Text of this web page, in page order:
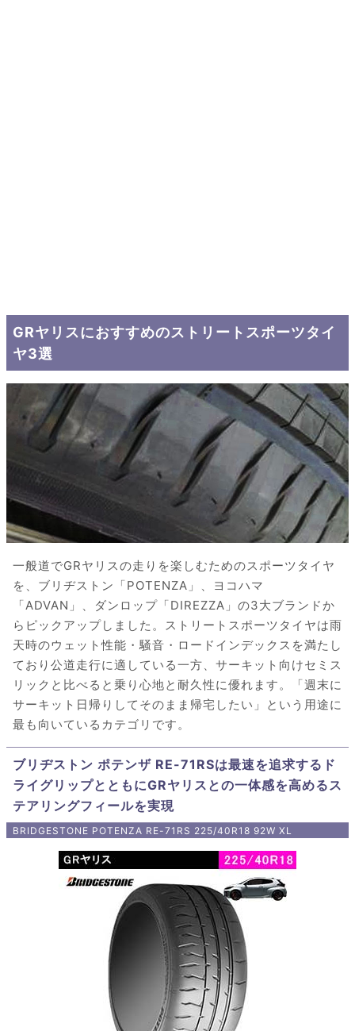
GRヤリスにおすすめのストリートスポーツタイ
ヤ3選
一般道でGRヤリスの走りを楽しむためのスポーツタイヤ
を、ブリヂストン「POTENZA」、ヨコハマ
「ADVAN」、ダンロップ「DIREZZA」の3大ブランドか
らピックアップしました。ストリートスポーツタイヤは雨
天時のウェット性能・騒音・ロードインデックスを満たし
ており公道走行に適している一方、サーキット向けセミス
リックと比べると乗り心地と耐久性に優れます。「週末に
サーキット日帰りしてそのまま帰宅したい」という用途に
最も向いているカテゴリです。
ブリヂストン ポテンザ RE-71RSは最速を追求するド
ライグリップとともにGRヤリスとの一体感を高めるス
テアリングフィールを実現
BRIDGESTONE POTENZA RE-71RS 225/40R18 92W XL